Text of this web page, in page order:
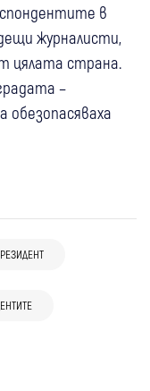
в
журналисти,
цялата страна.
–
обезопасяваха
върху
облечен